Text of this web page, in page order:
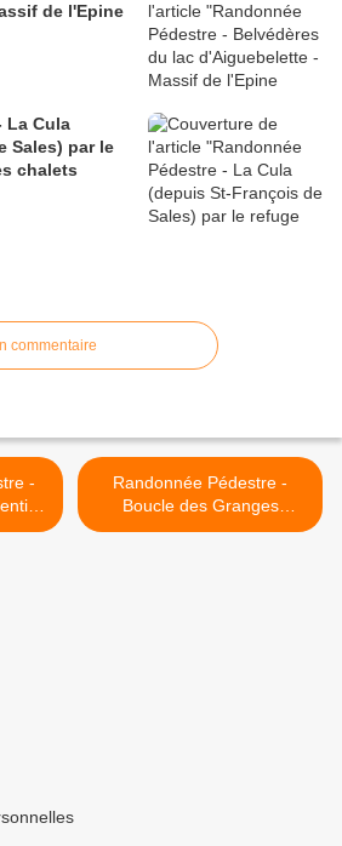
de l'Epine
La Cula
Sales) par le
chalets
commentaire
Randonnée Pédestre -
Boucle des Granges
(Sentier du Mont déserté) -